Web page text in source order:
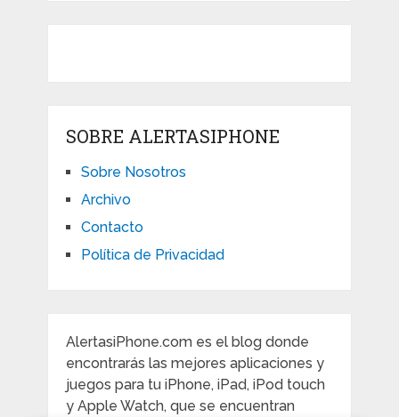
SOBRE ALERTASIPHONE
Sobre Nosotros
Archivo
Contacto
Política de Privacidad
AlertasiPhone.com es el blog donde
encontrarás las mejores aplicaciones y
juegos para tu iPhone, iPad, iPod touch
y Apple Watch, que se encuentran